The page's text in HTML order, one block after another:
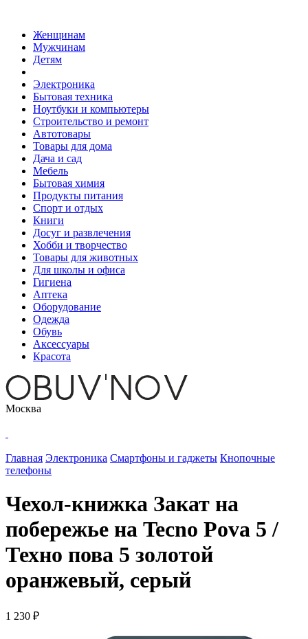
Женщинам
Мужчинам
Детям
Электроника
Бытовая техника
Ноутбуки и компьютеры
Строительство и ремонт
Автотовары
Товары для дома
Дача и сад
Мебель
Бытовая химия
Продукты питания
Спорт и отдых
Книги
Досуг и развлечения
Хобби и творчество
Товары для животных
Для школы и офиса
Гигиена
Аптека
Оборудование
Одежда
Обувь
Аксессуары
Красота
Москва
Главная Электроника Смартфоны и гаджеты Кнопочные
телефоны
Чехол-книжка Закат на
побережье на Tecno Pova 5 /
Техно пова 5 золотой
оранжевый, серый
1 230 ₽